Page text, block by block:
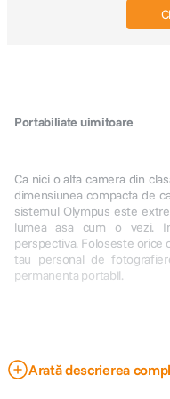
Portabiliate uimitoare
Ca nici o alta camera din
dimensiunea compacta de
sistemul Olympus este
lumea asa cum o vezi.
perspectiva. Foloseste orice
tau personal de
permanenta portabil.
Arată descrierea